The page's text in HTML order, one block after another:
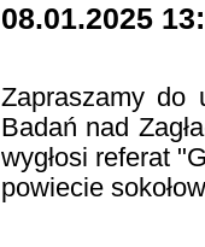
08.01.2025
Zapraszamy do
Badań nad
wygłosi referat
powiecie